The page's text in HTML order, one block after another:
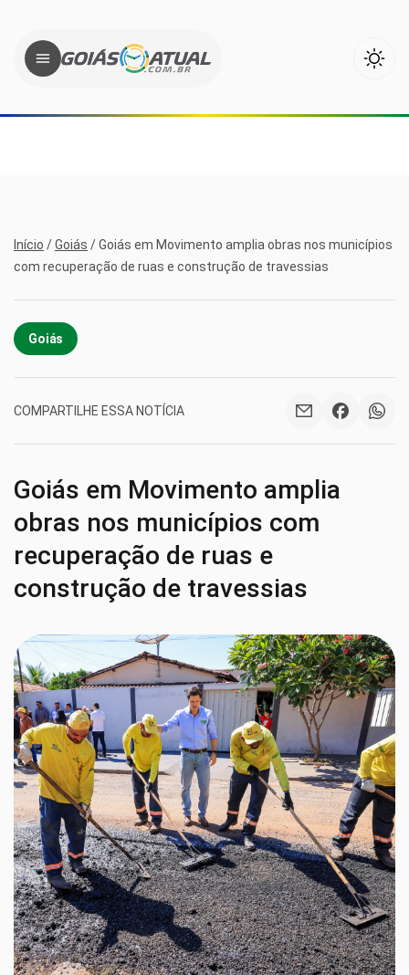
Início /Goiás /Goiás em Movimento amplia obras nos municípios
com recuperação de ruas e construção de travessias
Goiás
COMPARTILHE ESSA NOTÍCIA
Goiás em Movimento amplia
obras nos municípios com
recuperação de ruas e
construção de travessias